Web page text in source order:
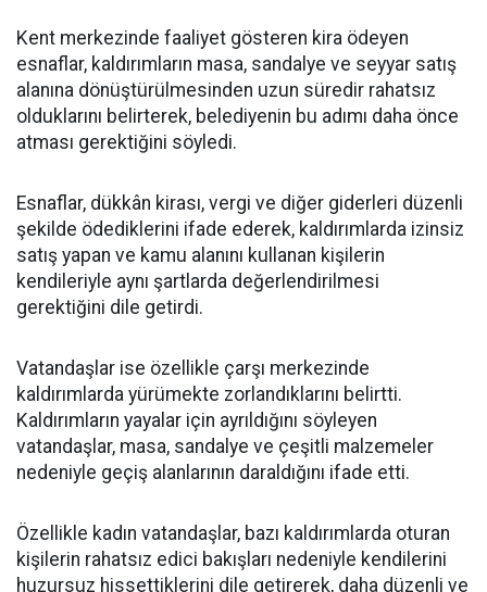
Kent merkezinde faaliyet gösteren kira ödeyen
esnaflar, kaldırımların masa, sandalye ve seyyar satış
alanına dönüştürülmesinden uzun süredir rahatsız
olduklarını belirterek, belediyenin bu adımı daha önce
atması gerektiğini söyledi.
Esnaflar, dükkân kirası, vergi ve diğer giderleri düzenli
şekilde ödediklerini ifade ederek, kaldırımlarda izinsiz
satış yapan ve kamu alanını kullanan kişilerin
kendileriyle aynı şartlarda değerlendirilmesi
gerektiğini dile getirdi.
Vatandaşlar ise özellikle çarşı merkezinde
kaldırımlarda yürümekte zorlandıklarını belirtti.
Kaldırımların yayalar için ayrıldığını söyleyen
vatandaşlar, masa, sandalye ve çeşitli malzemeler
nedeniyle geçiş alanlarının daraldığını ifade etti.
Özellikle kadın vatandaşlar, bazı kaldırımlarda oturan
kişilerin rahatsız edici bakışları nedeniyle kendilerini
huzursuz hissettiklerini dile getirerek, daha düzenli ve